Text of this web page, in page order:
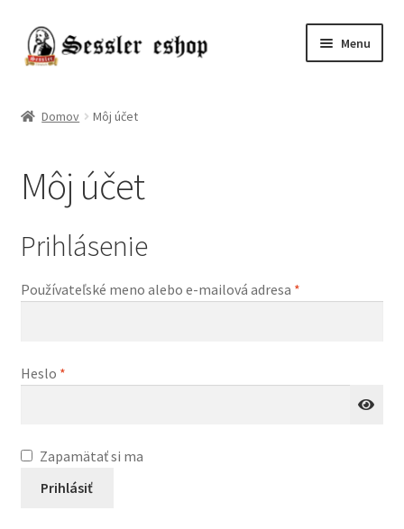
Menu
Slady
Pivo
Príslušenstvo
Poukazy
Domov Môj účet
Môj účet
Prihlásenie
Používateľské meno alebo e-mailová adresa *
Heslo *
Zapamätať si ma
Prihlásiť